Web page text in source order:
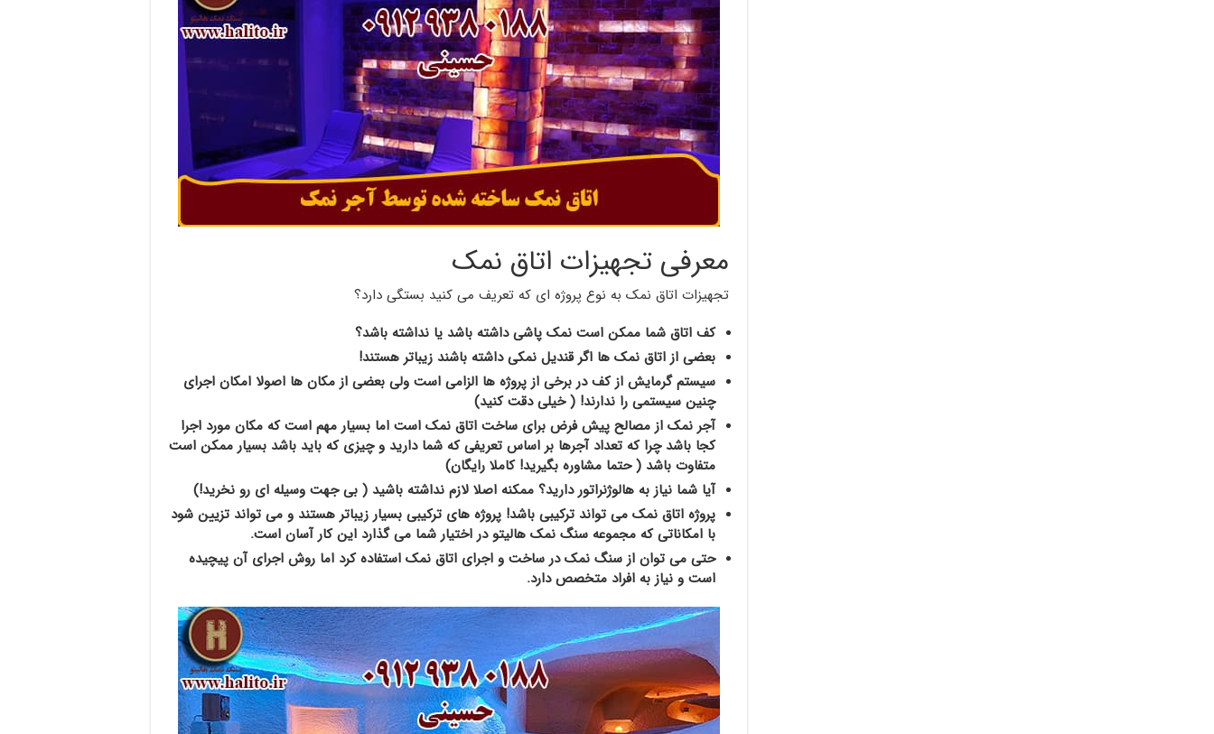
معرفی تجهیزات اتاق نمک
تجهیزات اتاق نمک به نوع پروژه ای که تعریف می کنید بستگی دارد؟
کف اتاق شما ممکن است نمک پاشی داشته باشد یا نداشته باشد؟
بعضی از اتاق نمک ها اگر قندیل نمکی داشته باشند زیباتر هستند!
سیستم گرمایش از کف در برخی از پروژه ها الزامی است ولی بعضی از مکان ها اصولا امکان اجرای
چنین سیستمی را ندارند! ( خیلی دقت کنید)
آجر نمک از مصالح پیش فرض برای ساخت اتاق نمک است اما بسیار مهم است که مکان مورد اجرا
کجا باشد چرا که تعداد آجرها بر اساس تعریفی که شما دارید و چیزی که باید باشد بسیار ممکن است
متفاوت باشد ( حتما مشاوره بگیرید! کاملا رایگان)
آیا شما نیاز به هالوژنراتور دارید؟ ممکنه اصلا لازم نداشته باشید ( بی جهت وسیله ای رو نخرید!)
پروژه اتاق نمک می تواند ترکیبی باشد! پروژه های ترکیبی بسیار زیباتر هستند و می تواند تزیین شود
با امکاناتی که مجموعه سنگ نمک هالیتو در اختیار شما می گذارد این کار آسان است.
حتی می توان از سنگ نمک در ساخت و اجرای اتاق نمک استفاده کرد اما روش اجرای آن پیچیده
است و نیاز به افراد متخصص دارد.